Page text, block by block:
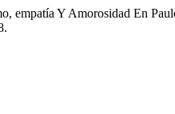
empatía Y Amorosidad En